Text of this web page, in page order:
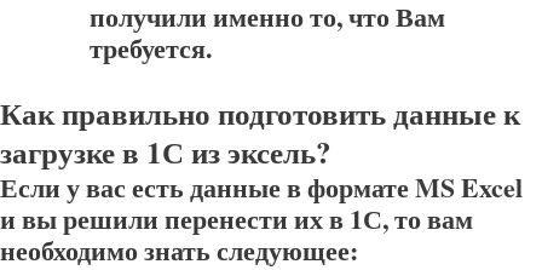
получили именно то, что Вам
требуется.
Как правильно подготовить данные к
загрузке в 1С из эксель?
Если у вас есть данные в формате MS Excel
и вы решили перенести их в 1С, то вам
необходимо знать следующее: